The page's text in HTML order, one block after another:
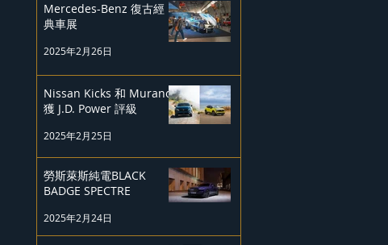
Mercedes-Benz 復古經
典車展
2025年2月26日
Nissan Kicks 和 Murano
獲 J.D. Power 評級
2025年2月25日
勞斯萊斯純電BLACK
BADGE SPECTRE
2025年2月24日